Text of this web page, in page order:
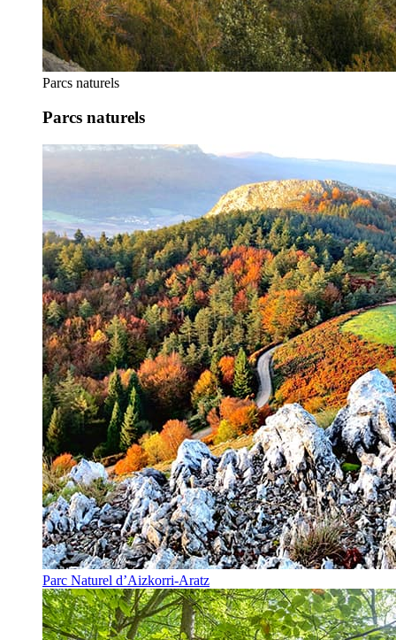
Parcs naturels
Parcs naturels
Parc Naturel d’Aizkorri-Aratz